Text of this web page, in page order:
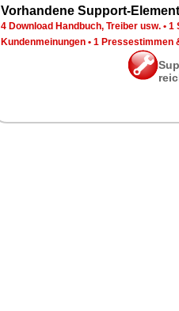
Vor­han­de­ne Sup­port-
4 Down­load Hand­buch, Trei­ber usw. • 1
Kun­den­mei­nun­gen • 1 Pres­se­stim­men